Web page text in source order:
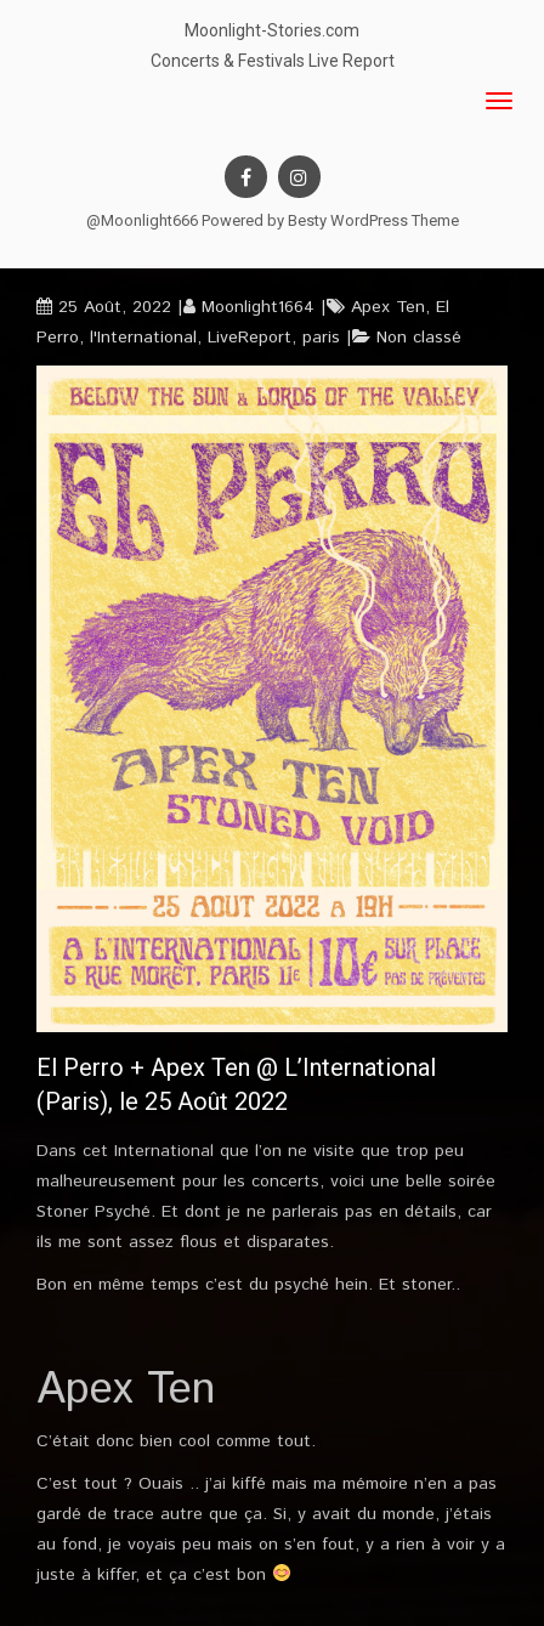
Moonlight-Stories.com
Concerts & Festivals Live Report
@Moonlight666 Powered by Besty WordPress Theme
25 Août, 2022 Moonlight1664 Apex Ten, El
Perro, l'International, LiveReport, paris Non classé
El Perro + Apex Ten @ L’International
(Paris), le 25 Août 2022
Dans cet International que l’on ne visite que trop peu
malheureusement pour les concerts, voici une belle soirée
Stoner Psyché. Et dont je ne parlerais pas en détails, car
ils me sont assez flous et disparates.
Bon en même temps c’est du psyché hein. Et stoner..
Apex Ten
C’était donc bien cool comme tout.
C’est tout ? Ouais .. j’ai kiffé mais ma mémoire n’en a pas
gardé de trace autre que ça. Si, y avait du monde, j’étais
au fond, je voyais peu mais on s’en fout, y a rien à voir y a
juste à kiffer, et ça c’est bon